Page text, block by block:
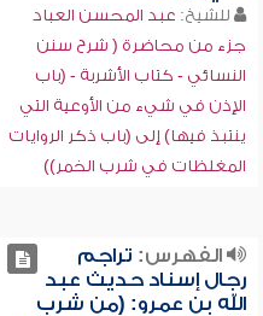
للشيخ: عبد المحسن العباد
جزء من محاضرة ( شرح سنن
النسائي - كتاب الأشربة - (باب
الإذن في شيء من الأوعية التي
ينتبذ فيها) إلى (باب ذكر الروايات
المغلظات في شرب الخمر))
الفهرس: تراجم
رجال إسناد حديث عبد
الله بن عمرو: (من شرب